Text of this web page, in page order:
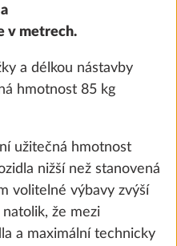
Basic
zásoby
v metrech.
a délkou nástavby
hmotnost 85 kg
užitečná hmotnost
nižší než stanovená
volitelné výbavy zvýší
že mezi
a maximální technicky